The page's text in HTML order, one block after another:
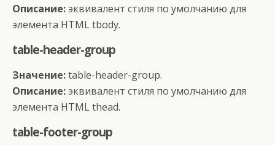
Описание:эквивалент стиля по умолчанию для
элемента HTML tbody.
table-header-group
Значение:table-header-group.
Описание:эквивалент стиля по умолчанию для
элемента HTML thead.
table-footer-group